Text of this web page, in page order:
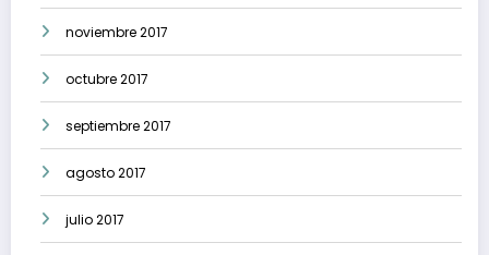
noviembre 2017
octubre 2017
septiembre 2017
agosto 2017
julio 2017